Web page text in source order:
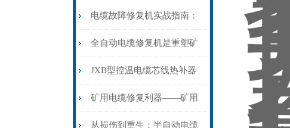
电缆故障修复机实战指南：
从“盲测”到“精确定点”的三
步作业法
全自动电缆修复机是重塑矿
山电力动脉的“智能外科医
生”
JXB型控温电缆芯线热补器
安装与接线：精准修复的工
艺基石
矿用电缆修复利器——矿用
电缆热补机智能控温，安全
从损伤到重生：半自动电缆